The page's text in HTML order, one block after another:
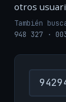
otros
También
948 327 ·